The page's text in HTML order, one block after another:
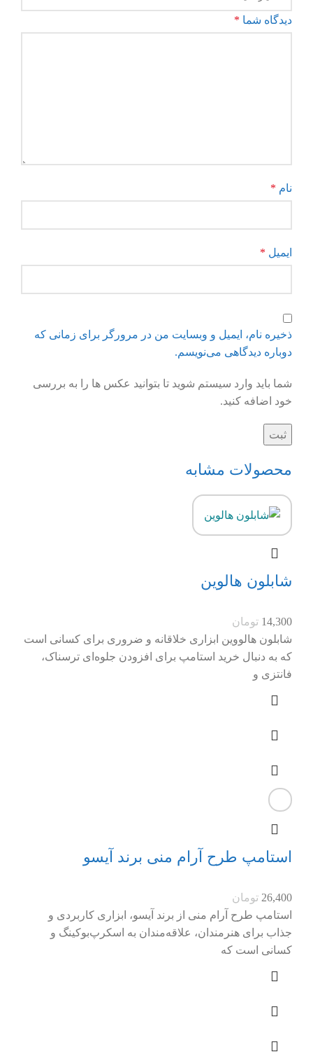
دیدگاه شما *
نام *
ایمیل *
ذخیره نام، ایمیل و وبسایت من در مرورگر برای زمانی که
دوباره دیدگاهی می‌نویسم.
شما باید وارد سیستم شوید تا بتوانید عکس ها را به بررسی
خود اضافه کنید.
محصولات مشابه
شابلون هالوین
14,300 تومان
شابلون هالووین ابزاری خلاقانه و ضروری برای کسانی است
که به دنبال خرید استامپ برای افزودن جلوه‌ای ترسناک،
فانتزی و
استامپ طرح آرام منی برند آیسو
26,400 تومان
استامپ طرح آرام منی از برند آیسو، ابزاری کاربردی و
جذاب برای هنرمندان، علاقه‌مندان به اسکرپ‌بوکینگ و
کسانی است که